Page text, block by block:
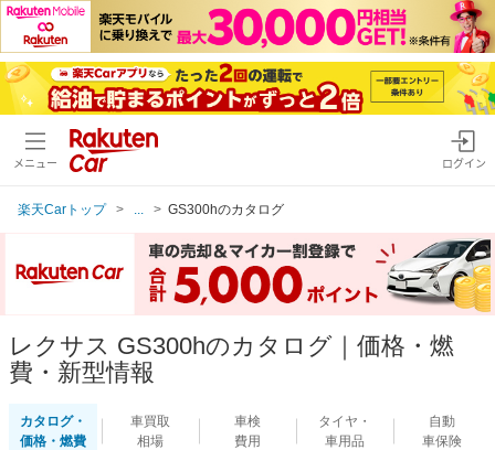
メニュー ログイン
楽天Carトップ GS300hのカタログ
レクサス GS300hのカタログ｜価格・燃
費・新型情報
カタログ・
価格・燃費
車買取
相場
車検
費用
タイヤ・
車用品
自動
車保険